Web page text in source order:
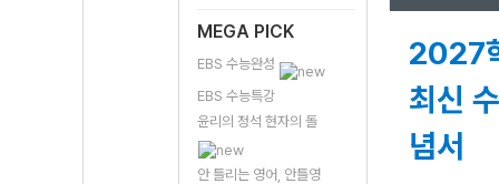
MEGA PICK
EBS 수능완성
EBS 수능특강
윤리의 정석 현자의 돌
안 틀리는 영어, 안틀영
2027
최신
념서